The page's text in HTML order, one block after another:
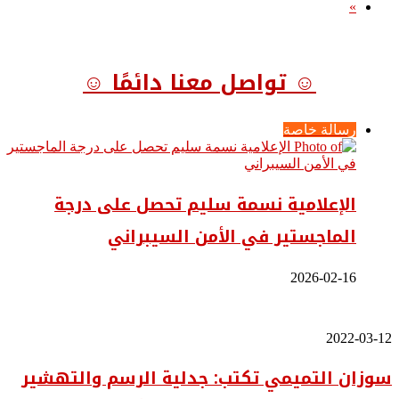
»
☺ تواصل معنا دائمًا ☺
رسالة خاصة
الإعلامية نسمة سليم تحصل على درجة
الماجستير في الأمن السيبراني
2026-02-16
سوزان
تكتب:
جدلية
2022-03-12
سوزان التميمي تكتب: جدلية الرسم والتهشير